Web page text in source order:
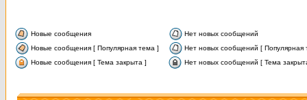
Новые сообщения
Нет новых сообщений
Новые сообщения [ Популярная тема ]
Нет новых сообщений [ Популярная
Новые сообщения [ Тема закрыта ]
Нет новых сообщений [ Тема